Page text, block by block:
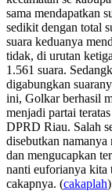
sama mendapatkan
sedikit dengan total
suara keduanya
tidak, di urutan
1.561 suara.
digabungkan
ini, Golkar berhasil
menjadi partai
DPRD Riau. Salah
disebutkan namanya
dan mengucapkan
nanti euforianya kita
cakapnya. (cakaplah)